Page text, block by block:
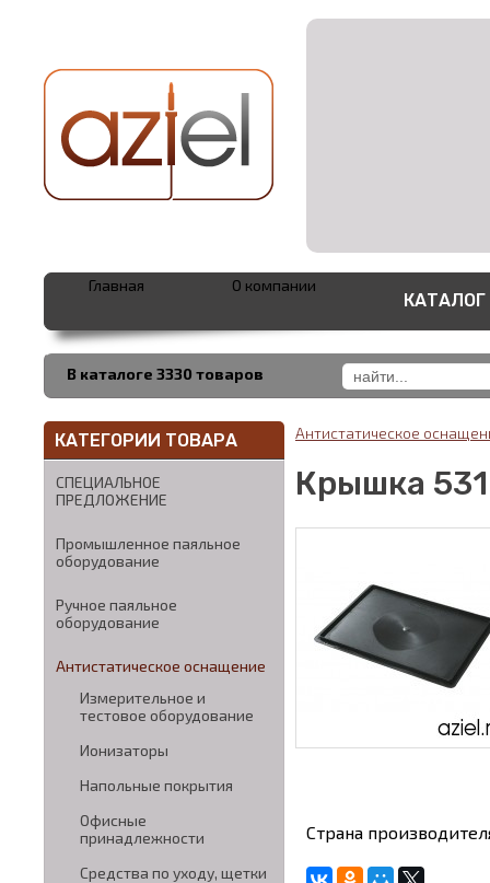
В каталоге 3330 товаров
Главная О компании
КАТАЛОГ
КАТЕГОРИИ ТОВАРА
СПЕЦИАЛЬНОЕ
ПРЕДЛОЖЕНИЕ
Промышленное паяльное
оборудование
Ручное паяльное
оборудование
Антистатическое оснащение
Измерительное и
тестовое оборудование
Ионизаторы
Напольные покрытия
Офисные
принадлежности
Средства по уходу, щетки
Антистатическое
Крышка
Страна